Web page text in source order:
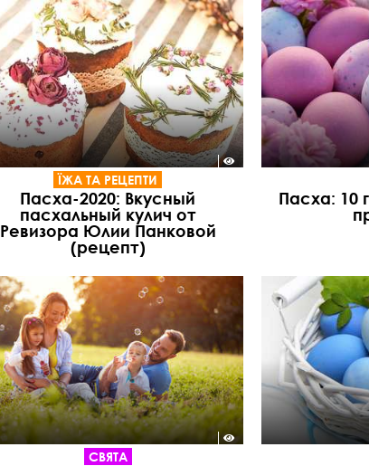
ЇЖА ТА РЕЦЕПТИ
Пасха-2020: Вкусный
пасхальный кулич от
Ревизора Юлии Панковой
(рецепт)
Пасха: 10
СВЯТА